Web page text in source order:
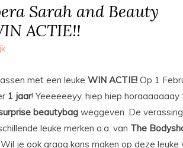
Sarah and Beauty
ACTIE!!
met een leuke WIN ACTIE! Op 1
1 jaar! Yeeeeeeyy, hiep hiep horaaaaaaay
beautybag weggeven. De
leuke merken o.a. van The
je ook graag kans maken op deze leuke